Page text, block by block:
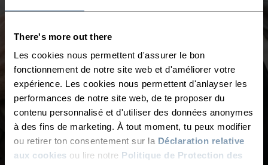
There's more out there
Les cookies nous permettent d'assurer le bon
fonctionnement de notre site web et d'améliorer votre
expérience. Les cookies nous permettent d'anlayser les
performances de notre site web, de te proposer du
contenu personnalisé et d'utiliser des données anonymes
à des fins de marketing. À tout moment, tu peux modifier
ou retirer ton consentement sur la Déclaration relative
aux cookies ou lire notre Politique de Protection des